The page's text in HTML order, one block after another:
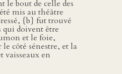
le bout de celle des
mis au théâtre
{b} fut trouvé
qui doivent être
et le foie,
côté sénestre, et la
vaisseaux en